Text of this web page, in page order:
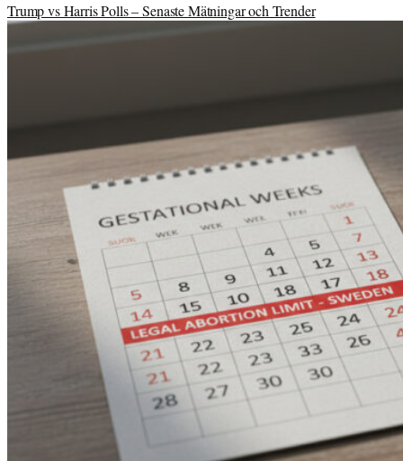
Trump vs Harris Polls – Senaste Mätningar och Trender